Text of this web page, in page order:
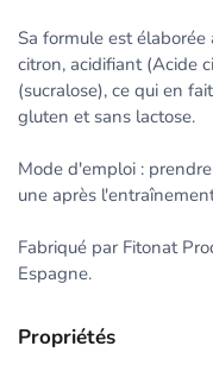
Sa formule est
citron, acidifiant (Acide
(sucralose), ce qui en
gluten et sans lactose.
Mode d'emploi :
une après
Fabriqué par Fitonat
Espagne.
Propriétés